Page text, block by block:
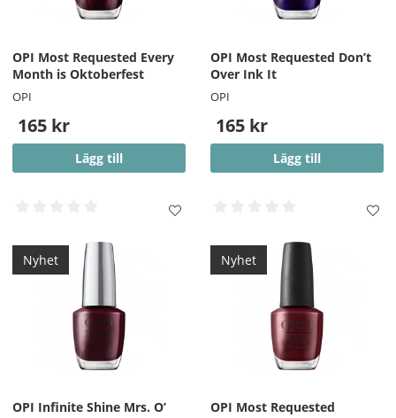
OPI Most Requested Every
Month is Oktoberfest
OPI
165 kr
Lägg till
OPI Most Requested Don’t
Over Ink It
OPI
165 kr
Lägg till
Nyhet
OPI Infinite Shine Mrs. O’
Nyhet
OPI Most Requested